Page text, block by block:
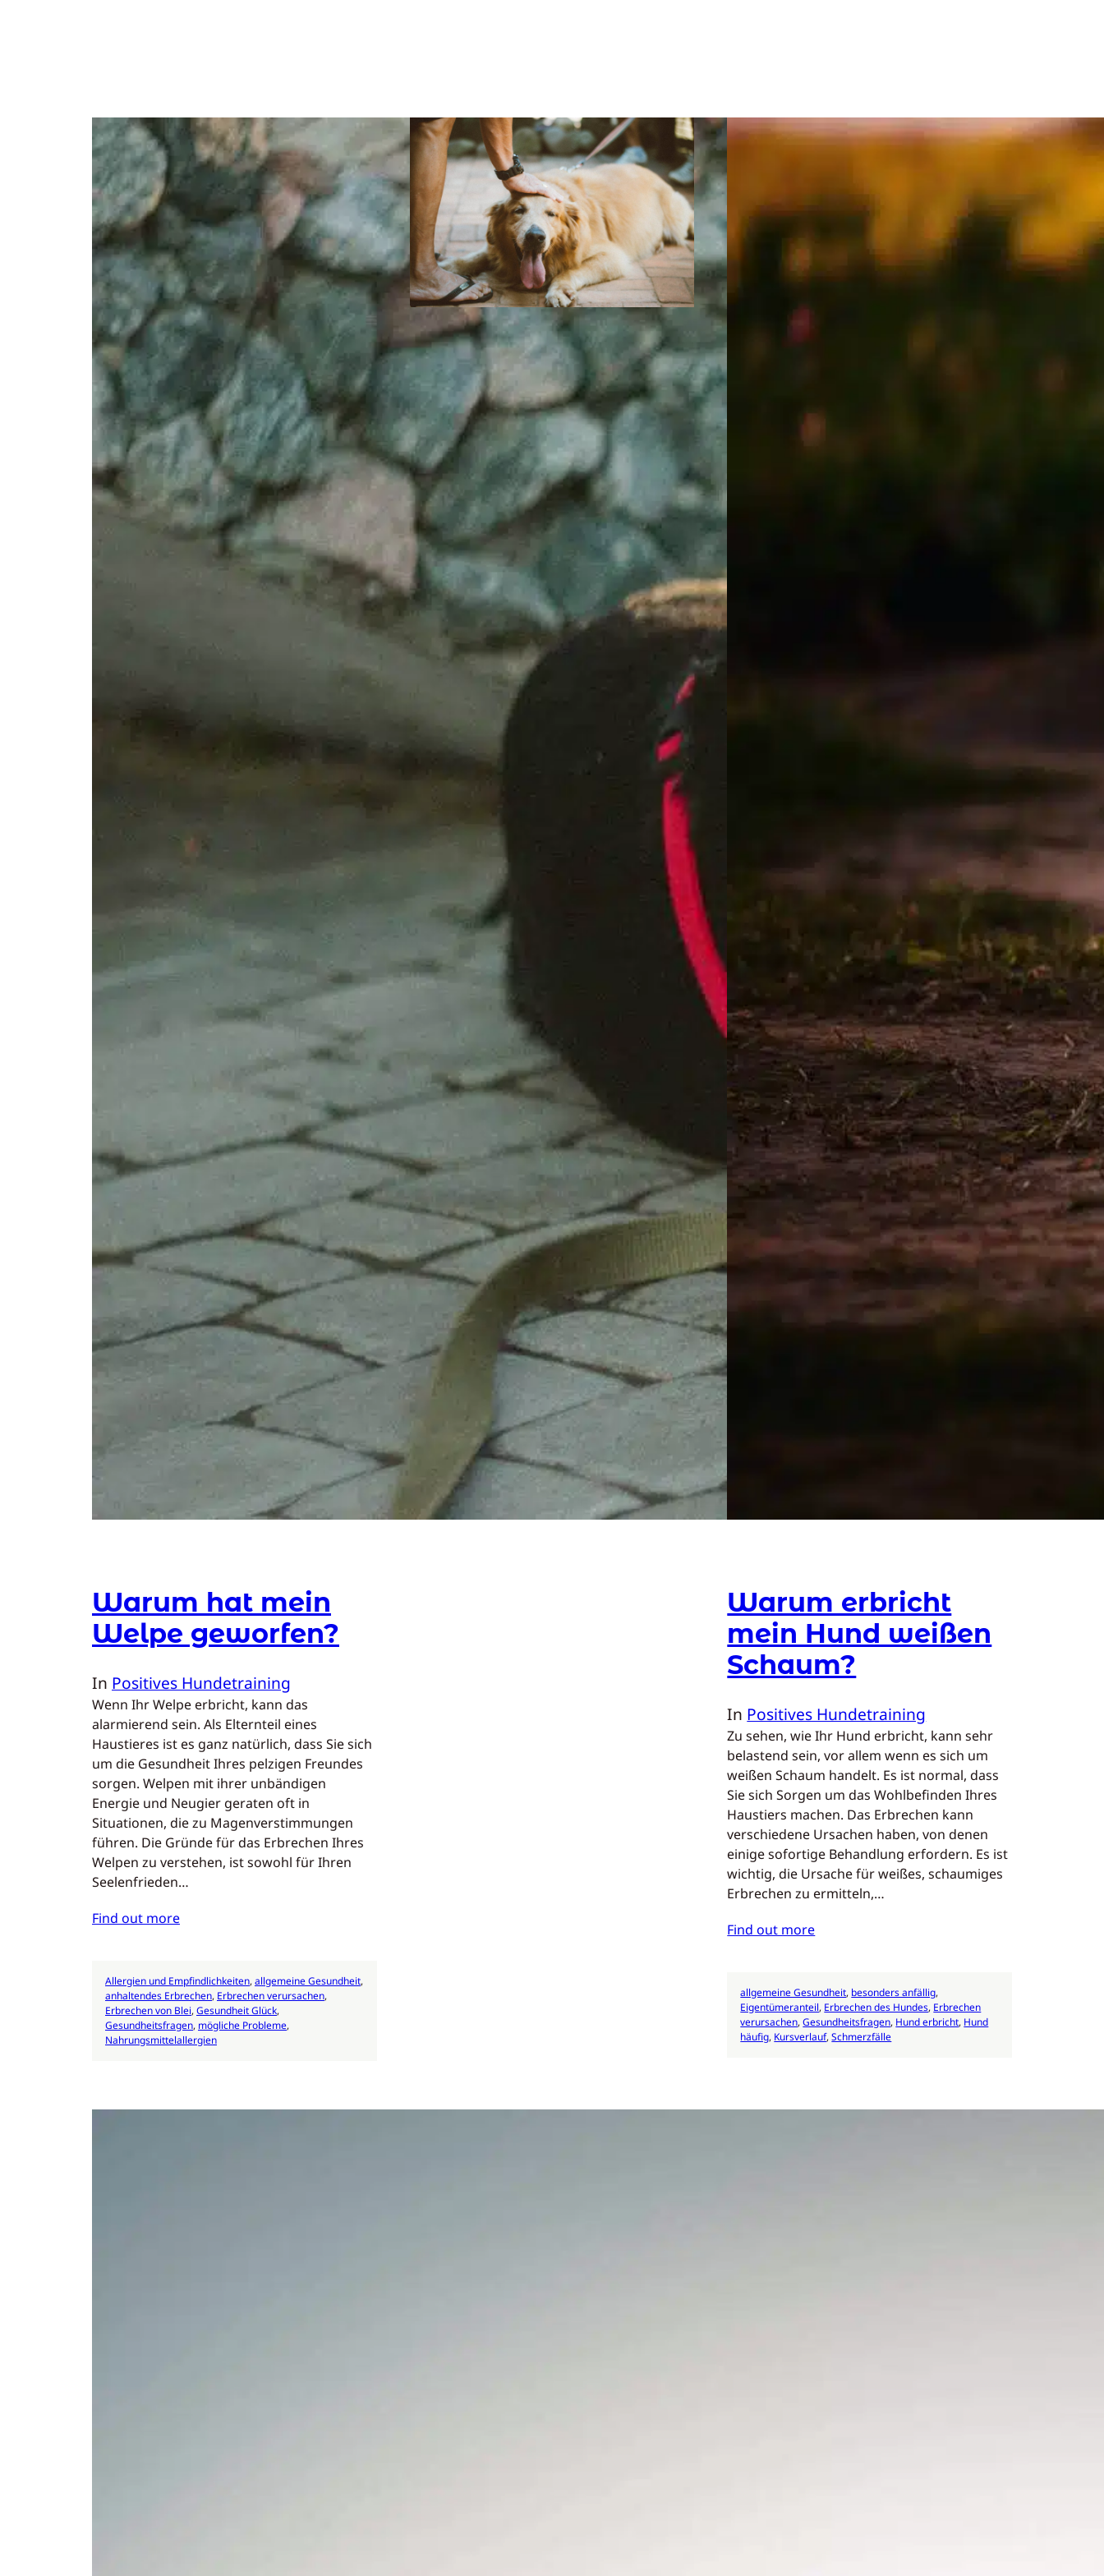
Warum hat mein
Welpe geworfen?
In Positives Hundetraining
Wenn Ihr Welpe erbricht, kann das
alarmierend sein. Als Elternteil eines
Haustieres ist es ganz natürlich, dass Sie sich
um die Gesundheit Ihres pelzigen Freundes
sorgen. Welpen mit ihrer unbändigen
Energie und Neugier geraten oft in
Situationen, die zu Magenverstimmungen
führen. Die Gründe für das Erbrechen Ihres
Welpen zu verstehen, ist sowohl für Ihren
Seelenfrieden…
Find out more
Allergien und Empfindlichkeiten, allgemeine Gesundheit
anhaltendes Erbrechen, Erbrechen verursachen
Erbrechen von Blei, Gesundheit Glück
Gesundheitsfragen, mögliche Probleme
Nahrungsmittelallergien
Warum erbricht
mein Hund eine
klare Flüssigkeit?
InPositives Hundetraining
Wenn Sie bemerken, dass Ihr Hund klare
Flüssigkeit erbricht, kann das alarmierend
sein. Für Sie als Hundebesitzer ist die
Gesundheit Ihres Tieres von größter
Bedeutung. Die Beobachtung, dass Ihr
pelziger Freund sich unwohl fühlt, kann sehr
beunruhigend sein, besonders wenn die
Ursache unklar ist. Zu wissen, warum das
passiert, ist wichtig, um sicherzustellen, dass
Erbrechen
Gesundheitsfragen
Warum erbricht
mein Hund weißen
Schaum?
In Positives Hundetraining
Zu sehen, wie Ihr Hund erbricht, kann sehr
belastend sein, vor allem wenn es sich um
weißen Schaum handelt. Es ist normal, dass
Sie sich Sorgen um das Wohlbefinden Ihres
Haustiers machen. Das Erbrechen kann
verschiedene Ursachen haben, von denen
einige sofortige Behandlung erfordern. Es ist
wichtig, die Ursache für weißes, schaumiges
Erbrechen zu ermitteln,…
Find out more
allgemeine Gesundheit, besonders anfällig
Eigentümeranteil, Erbrechen des Hundes, Erbrechen
verursachen, Gesundheitsfragen, Hund erbricht, Hund
häufig, Kursverlauf, Schmerzfälle